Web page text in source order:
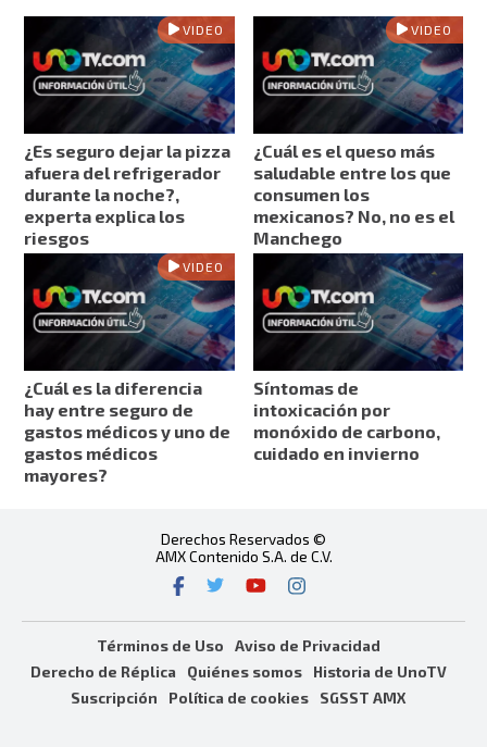
VIDEO
¿Es seguro dejar la pizza
afuera del refrigerador
durante la noche?,
experta explica los
riesgos
VIDEO
¿Cuál es el queso más
saludable entre los que
consumen los
mexicanos? No, no es el
Manchego
VIDEO
¿Cuál es la diferencia
hay entre seguro de
gastos médicos y uno de
gastos médicos
mayores?
Síntomas de
intoxicación por
monóxido de carbono,
cuidado en invierno
Derechos Reservados ©
AMX Contenido S.A. de C.V.
Términos de Uso
Aviso de Privacidad
Derecho de Réplica
Quiénes somos
Historia de UnoTV
Suscripción
Política de cookies SGSST AMX